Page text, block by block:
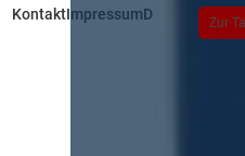
Zur
KontaktImpressumDatenschutz